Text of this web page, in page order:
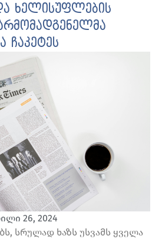
ხელისუფლების
ჩაკეტეს
26, 2024
სრულად ხაზს უსვამს ყველა